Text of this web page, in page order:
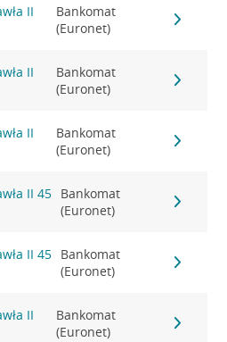
II
Bankomat
(Euronet)
II
Bankomat
(Euronet)
II
Bankomat
(Euronet)
II 45 Bankomat
(Euronet)
II 45 Bankomat
(Euronet)
II
Bankomat
(Euronet)